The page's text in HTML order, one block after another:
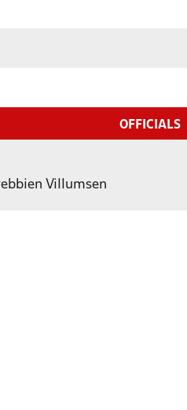
OFFICIALS
Villumsen